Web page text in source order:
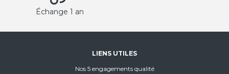
Échange 1 an
LIENS UTILES
Nos 5 engagements qualité